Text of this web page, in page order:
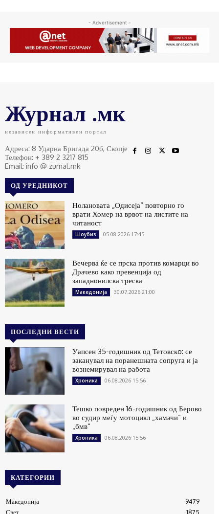
- Advertisement -
Журнал .мк
независен информативен портал
Адреса: 8 Ударна Бригада 20б, Скопје
Телефон: + 389 2 3217 815
Email: info @ zurnal.mk
ОД УРЕДНИКОТ
Нолановата „Одисеја“ повторно го
врати Хомер на врвот на листите на
читаност
Шоубиз 05.08.2026 17:45
Вечерва ќе се прска против комарци во
Драчево како превенција од
западнонилска треска
Македонија 30.07.2026 21:00
ПОСЛЕДНИ ВЕСТИ
Уапсен 35-годишник од Тетовскo: се
заканувал на поранешната сопруга и ја
вознемирувал на работа
Хроника 06.08.2026 15:56
Тешко повреден 16-годишник од Берово
во судир меѓу мотоцикл „хамачи“ и
„бмв“
Хроника 06.08.2026 15:56
КАТЕГОРИИ
Македонија
9479
Свет
1875